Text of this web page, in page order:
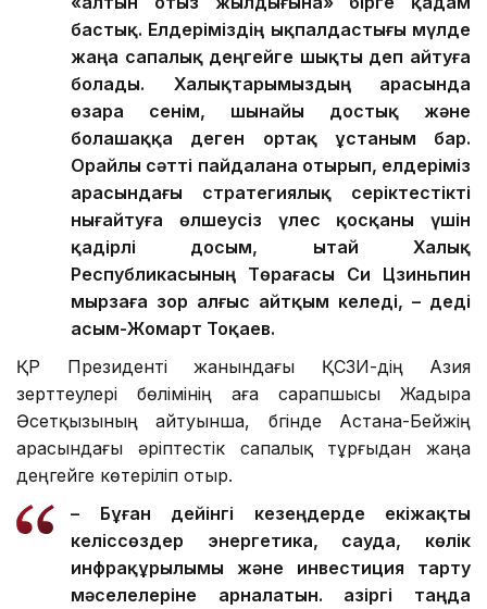
бастық. Елдеріміздің ықпалдастығы мүлде
жаңа сапалық деңгейге шықты деп айтуға
болады. Халықтарымыздың арасында
өзара сенім, шынайы достық және
болашаққа деген ортақ ұстаным бар.
Орайлы сәтті пайдалана отырып, елдеріміз
арасындағы стратегиялық серіктестікті
нығайтуға өлшеусіз үлес қосқаны үшін
қадірлі досым, Қытай Халық
Республикасының Төрағасы Си Цзиньпин
мырзаға зор алғыс айтқым келеді, – деді
Қасым-Жомарт Тоқаев.
ҚР Президенті жанындағы ҚСЗИ-дің Азия
зерттеулері бөлімінің аға сарапшысы Жадыра
Әсетқызының айтуынша, бүгінде Астана-Бейжің
арасындағы әріптестік сапалық тұрғыдан жаңа
деңгейге көтеріліп отыр.
– Бұған дейінгі кезеңдерде екіжақты
келіссөздер энергетика, сауда, көлік
инфрақұрылымы және инвестиция тарту
мәселелеріне арналатын. Қазіргі таңда